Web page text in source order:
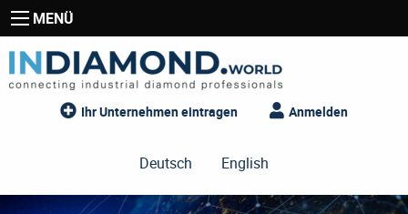
MENÜ
Ihr Unternehmen eintragen Anmelden
Deutsch English